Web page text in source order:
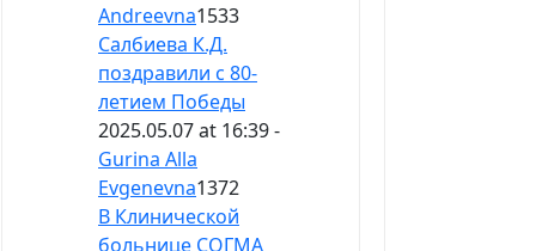
Andreevna1533
Салбиева К.Д.
поздравили с 80-
летием Победы
2025.05.07 at 16:39 -
Gurina Alla
Evgenevna1372
В Клинической
больнице СОГМА